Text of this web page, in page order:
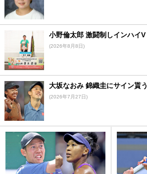
小野倫太郎 激闘制しインハイV
(2026年8月8日)
大坂なおみ 錦織圭にサイン貰う
(2026年7月27日)